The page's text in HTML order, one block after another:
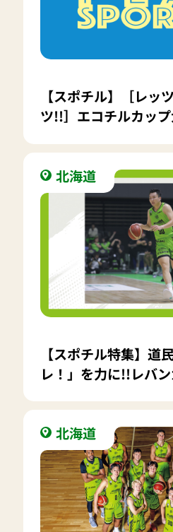
【スポチル】［レッ
ツ!!］エコチルカッ
先生
北海道
【スポチル特集】道
レ！」を力に!!レバ
北海道